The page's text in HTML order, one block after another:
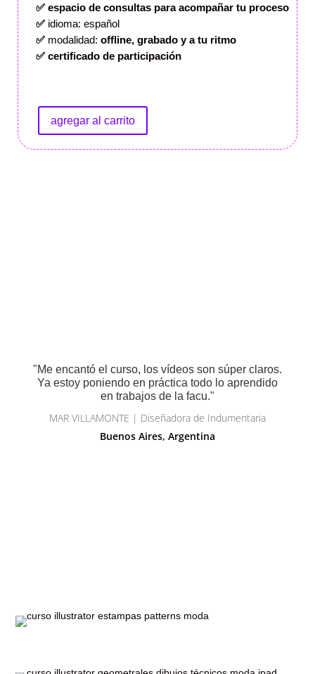
✅ espacio de consultaspara acompañar tu proceso
✅ idioma: español
✅ modalidad: offline, grabado y a tu ritmo
✅ certificado de participación
agregar al carrito
"Me encantó el curso, los vídeos son súper claros.
Ya estoy poniendo en práctica todo lo aprendido
en trabajos de la facu."
MAR VILLAMONTE | Diseñadora de Indumentaria
Buenos Aires, Argentina